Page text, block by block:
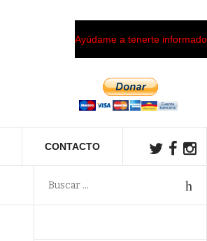
Ayúdame a tenerte informado
CONTACTO